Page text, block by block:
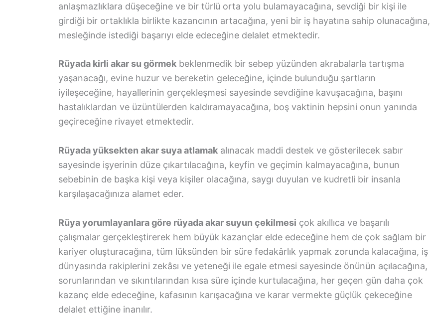
anlaşmazlıklara düşeceğine ve bir türlü orta yolu bulamayacağına, sevdiği bir kişi ile
girdiği bir ortaklıkla birlikte kazancının artacağına, yeni bir iş hayatına sahip olunacağına,
mesleğinde istediği başarıyı elde edeceğine delalet etmektedir.
Rüyada kirli akar su görmek beklenmedik bir sebep yüzünden akrabalarla tartışma
yaşanacağı, evine huzur ve bereketin geleceğine, içinde bulunduğu şartların
iyileşeceğine, hayallerinin gerçekleşmesi sayesinde sevdiğine kavuşacağına, başını
hastalıklardan ve üzüntülerden kaldıramayacağına, boş vaktinin hepsini onun yanında
geçireceğine rivayet etmektedir.
Rüyada yüksekten akar suya atlamak alınacak maddi destek ve gösterilecek sabır
sayesinde işyerinin düze çıkartılacağına, keyfin ve geçimin kalmayacağına, bunun
sebebinin de başka kişi veya kişiler olacağına, saygı duyulan ve kudretli bir insanla
karşılaşacağınıza alamet eder.
Rüya yorumlayanlara göre rüyada akar suyun çekilmesi çok akıllıca ve başarılı
çalışmalar gerçekleştirerek hem büyük kazançlar elde edeceğine hem de çok sağlam bir
kariyer oluşturacağına, tüm lüksünden bir süre fedakârlık yapmak zorunda kalacağına, iş
dünyasında rakiplerini zekâsı ve yeteneği ile egale etmesi sayesinde önünün açılacağına,
sorunlarından ve sıkıntılarından kısa süre içinde kurtulacağına, her geçen gün daha çok
kazanç elde edeceğine, kafasının karışacağına ve karar vermekte güçlük çekeceğine
delalet ettiğine inanılır.